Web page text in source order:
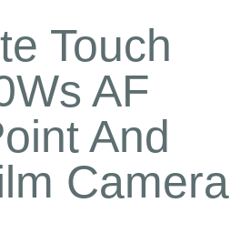
Touch
AF
And
Camera